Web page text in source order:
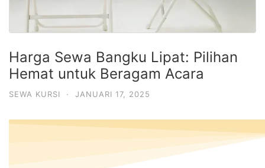
Harga Sewa Bangku Lipat: Pilihan
Hemat untuk Beragam Acara
SEWA KURSI · JANUARI 17, 2025